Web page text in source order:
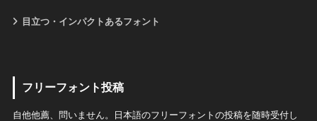
目立つ・インパクトあるフォント
フリーフォント投稿
自他他薦、問いません。日本語のフリーフォントの投稿を随時受付し